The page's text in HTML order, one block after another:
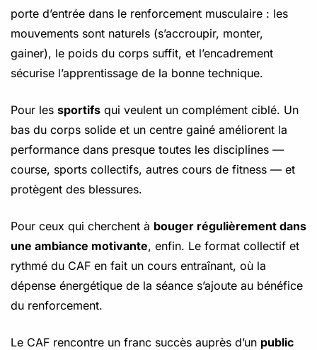
porte d’entrée dans le renforcement musculaire : les
mouvements sont naturels (s’accroupir, monter,
gainer), le poids du corps suffit, et l’encadrement
sécurise l’apprentissage de la bonne technique.
Pour les sportifs qui veulent un complément ciblé. Un
bas du corps solide et un centre gainé améliorent la
performance dans presque toutes les disciplines —
course, sports collectifs, autres cours de fitness — et
protègent des blessures.
Pour ceux qui cherchent à bouger régulièrement dans
une ambiance motivante, enfin. Le format collectif et
rythmé du CAF en fait un cours entraînant, où la
dépense énergétique de la séance s’ajoute au bénéfice
du renforcement.
Le CAF rencontre un franc succès auprès d’un public